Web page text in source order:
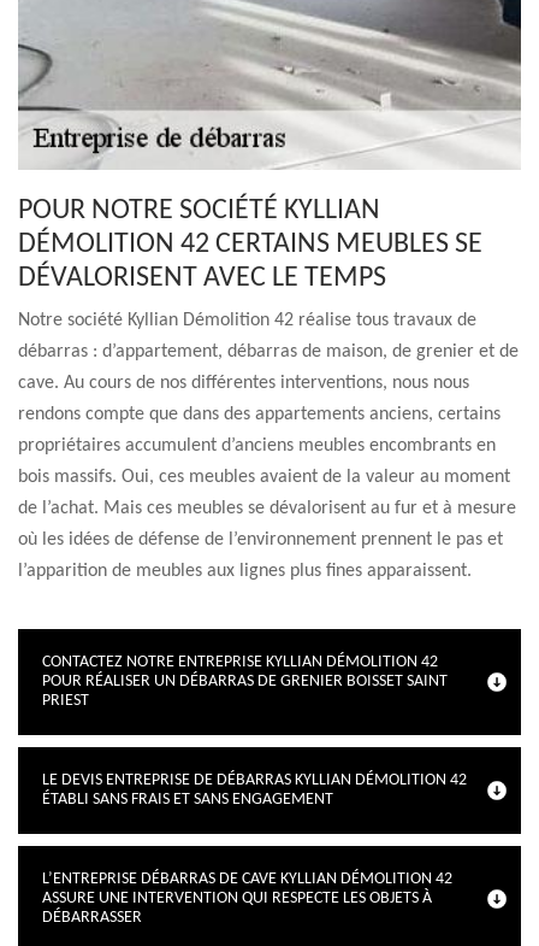
POUR NOTRE SOCIÉTÉ KYLLIAN
DÉMOLITION 42 CERTAINS MEUBLES SE
DÉVALORISENT AVEC LE TEMPS
Notre société Kyllian Démolition 42 réalise tous travaux de
débarras : d’appartement, débarras de maison, de grenier et de
cave. Au cours de nos différentes interventions, nous nous
rendons compte que dans des appartements anciens, certains
propriétaires accumulent d’anciens meubles encombrants en
bois massifs. Oui, ces meubles avaient de la valeur au moment
de l’achat. Mais ces meubles se dévalorisent au fur et à mesure
où les idées de défense de l’environnement prennent le pas et
l’apparition de meubles aux lignes plus fines apparaissent.
CONTACTEZ NOTRE ENTREPRISE KYLLIAN DÉMOLITION 42
POUR RÉALISER UN DÉBARRAS DE GRENIER BOISSET SAINT
PRIEST
LE DEVIS ENTREPRISE DE DÉBARRAS KYLLIAN DÉMOLITION 42
ÉTABLI SANS FRAIS ET SANS ENGAGEMENT
L’ENTREPRISE DÉBARRAS DE CAVE KYLLIAN DÉMOLITION 42
ASSURE UNE INTERVENTION QUI RESPECTE LES OBJETS À
DÉBARRASSER